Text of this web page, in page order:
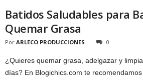
Batidos Saludables para
Quemar Grasa
Por ARLECO PRODUCCIONES 0
¿Quieres quemar grasa, adelgazar y
días? En Blogichics.com te